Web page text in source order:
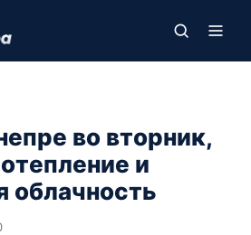
во вторник,
и
облачность